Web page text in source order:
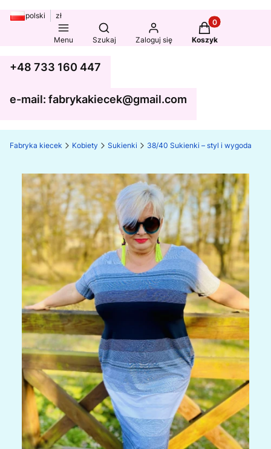
polski zł
Menu
Otwórz wyszukiwarkę
Szukaj Zaloguj się
Produkty w
Koszyk
+48 733 160 447
e-mail: fabrykakiecek@gmail.com
Fabryka kiecek Kobiety Sukienki 38/40 Sukienki – styl i wygoda